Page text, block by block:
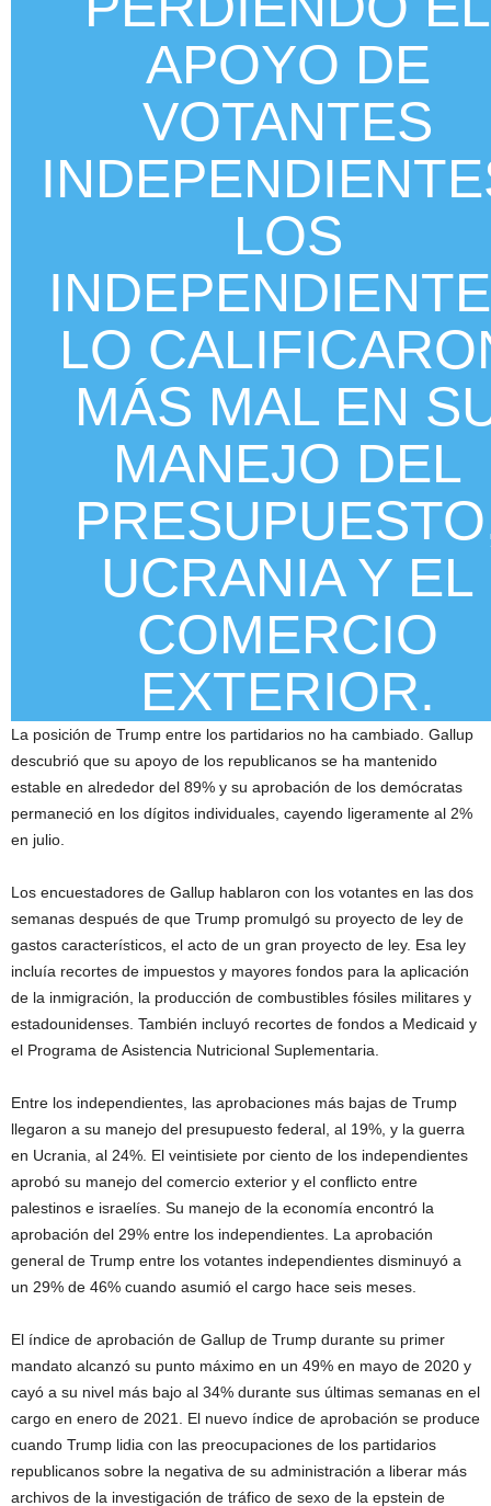
APOYO DE
VOTANTES
LOS
LO
MÁS MAL EN
MANEJO DEL
UCRANIA Y EL
COMERCIO
EXTERIOR.
La posición de Trump entre los partidarios no ha cambiado. Gallup
descubrió que su apoyo de los republicanos se ha mantenido
estable en alrededor del 89% y su aprobación de los demócratas
permaneció en los dígitos individuales, cayendo ligeramente al 2%
en julio.
Los encuestadores de Gallup hablaron con los votantes en las dos
semanas después de que Trump promulgó su proyecto de ley de
gastos característicos, el acto de un gran proyecto de ley. Esa ley
incluía recortes de impuestos y mayores fondos para la aplicación
de la inmigración, la producción de combustibles fósiles militares y
estadounidenses. También incluyó recortes de fondos a Medicaid y
el Programa de Asistencia Nutricional Suplementaria.
Entre los independientes, las aprobaciones más bajas de Trump
llegaron a su manejo del presupuesto federal, al 19%, y la guerra
en Ucrania, al 24%. El veintisiete por ciento de los independientes
aprobó su manejo del comercio exterior y el conflicto entre
palestinos e israelíes. Su manejo de la economía encontró la
aprobación del 29% entre los independientes. La aprobación
general de Trump entre los votantes independientes disminuyó a
un 29% de 46% cuando asumió el cargo hace seis meses.
El índice de aprobación de Gallup de Trump durante su primer
mandato alcanzó su punto máximo en un 49% en mayo de 2020 y
cayó a su nivel más bajo al 34% durante sus últimas semanas en el
cargo en enero de 2021. El nuevo índice de aprobación se produce
cuando Trump lidia con las preocupaciones de los partidarios
republicanos sobre la negativa de su administración a liberar más
archivos de la investigación de tráfico de sexo de la epstein de